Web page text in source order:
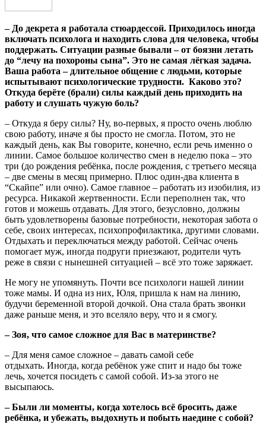
– До декрета я работала стюардессой. Приходилось иногда
включать психолога и находить слова для человека, чтобы
поддержать. Ситуации разные бывали – от боязни летать
до “лечу на похороны сына”. Это не самая лёгкая задача.
Ваша работа – длительное общение с людьми, которые
испытывают психологические трудности. Каково это?
Откуда берёте (брали) силы каждый день приходить на
работу и слушать чужую боль?
– Откуда я беру силы? Ну, во-первых, я просто очень люблю
свою работу, иначе я бы просто не смогла. Потом, это не
каждый день, как Вы говорите, конечно, если речь именно о
линии. Самое большое количество смен в неделю пока – это
три (до рождения ребёнка, после рождения, с третьего месяца
– две смены в месяц примерно. Плюс один-два клиента в
“Скайпе” или очно). Самое главное – работать из изобилия, из
ресурса. Никакой жертвенности. Если переполнен так, что
готов и можешь отдавать. Для этого, безусловно, должны
быть удовлетворены базовые потребности, некоторая забота о
себе, своих интересах, психопрофилактика, другими словами.
Отдыхать и переключаться между работой. Сейчас очень
помогает муж, иногда подруги приезжают, родители чуть
реже в связи с нынешней ситуацией – всё это тоже заряжает.
Не могу не упомянуть. Почти все психологи нашей линии
тоже мамы. И одна из них, Юля, пришла к нам на линию,
будучи беременной второй дочкой. Она стала брать звонки
даже раньше меня, и это вселяло веру, что и я смогу.
– Зоя, что самое сложное для Вас в материнстве?
– Для меня самое сложное – давать самой себе
отдыхать. Иногда, когда ребёнок уже спит и надо бы тоже
лечь, хочется посидеть с самой собой. Из-за этого не
высыпаюсь.
– Были ли моменты, когда хотелось всё бросить, даже
ребёнка, и убежать, выдохнуть и побыть наедине с собой?